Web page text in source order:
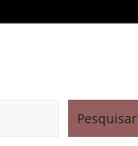
Pesquisar